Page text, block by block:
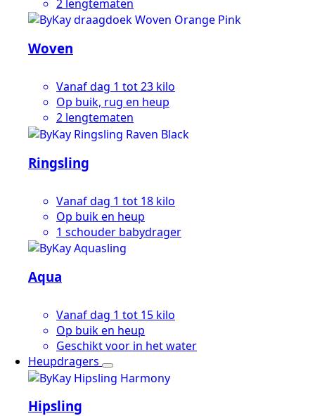
2 lengtematen
Woven
Vanaf dag 1 tot 23 kilo
Op buik, rug en heup
2 lengtematen
Ringsling
Vanaf dag 1 tot 18 kilo
Op buik en heup
1 schouder babydrager
Aqua
Vanaf dag 1 tot 15 kilo
Op buik en heup
Geschikt voor in het water
Heupdragers
Hipsling